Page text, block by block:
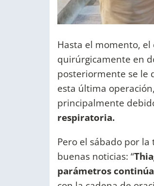
Hasta el momento,
quirúrgicamente en
posteriormente se le
esta última
principalmente
respiratoria.
Pero el sábado por la
buenas noticias: “
parámetros